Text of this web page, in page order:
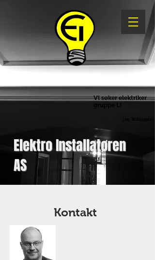
Vi søker elektriker
gruppe L!
Elektro Installatøren
AS
Kontakt